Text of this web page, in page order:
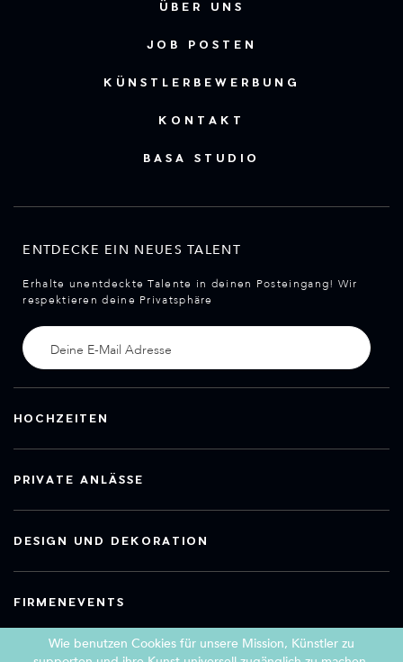
ÜBER UNS
JOB POSTEN
KÜNSTLERBEWERBUNG
KONTAKT
BASA STUDIO
ENTDECKE EIN NEUES TALENT
Erhalte unentdeckte Talente in deinen Posteingang! Wir
respektieren deine Privatsphäre
HOCHZEITEN
PRIVATE ANLÄSSE
DESIGN UND DEKORATION
FIRMENEVENTS
Wie benutzen Cookies für unsere Mission, Künstler zu